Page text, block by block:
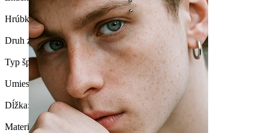
Hrúbka závitu: 1,6 mm
Druh zámku:Push-In
Typ šperku: Plávajúca činka do pupka
Umiestnenie: Pupok
Dĺžka: 8 mm
Materiál:Titán